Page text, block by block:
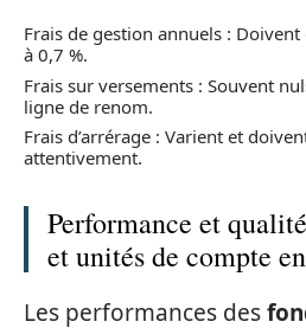
Frais de gestion annuels :
à 0,7 %.
Frais sur versements : Souvent
ligne de renom.
Frais d’arrérage : Varient et
attentivement.
Performance et
et unités de compte
Les performances des